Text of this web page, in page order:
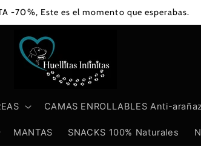
-70%, Este es el momento que esperabas.
CAMAS ENROLLABLES Anti-
MANTAS SNACKS 100% Naturales